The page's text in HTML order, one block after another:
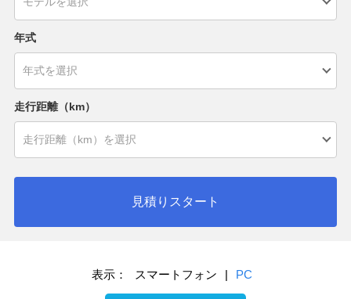
年式
走行距離（km）
見積りスタート
表示： スマートフォン | PC